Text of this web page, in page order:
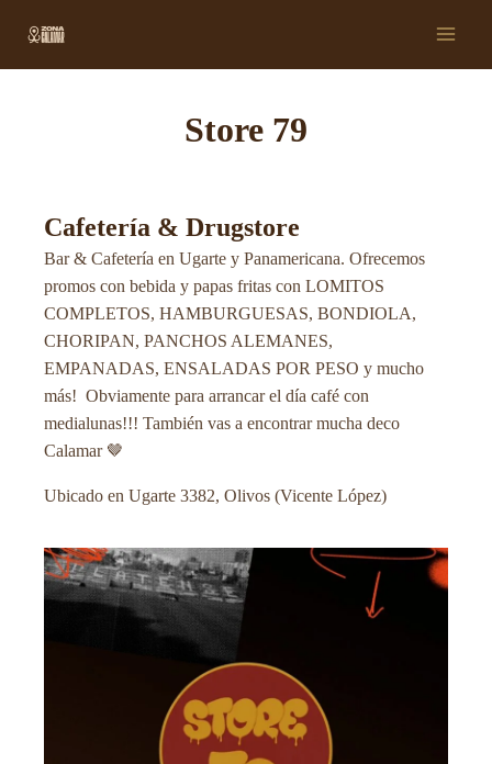
contenido
Main
Store 79
Cafetería & Drugstore
Bar & Cafetería en Ugarte y Panamericana. Ofrecemos
promos con bebida y papas fritas con LOMITOS
COMPLETOS, HAMBURGUESAS, BONDIOLA,
CHORIPAN, PANCHOS ALEMANES,
EMPANADAS, ENSALADAS POR PESO y mucho
más! Obviamente para arrancar el día café con
medialunas!!! También vas a encontrar mucha deco
Calamar 🤎
Ubicado en Ugarte 3382, Olivos (Vicente López)